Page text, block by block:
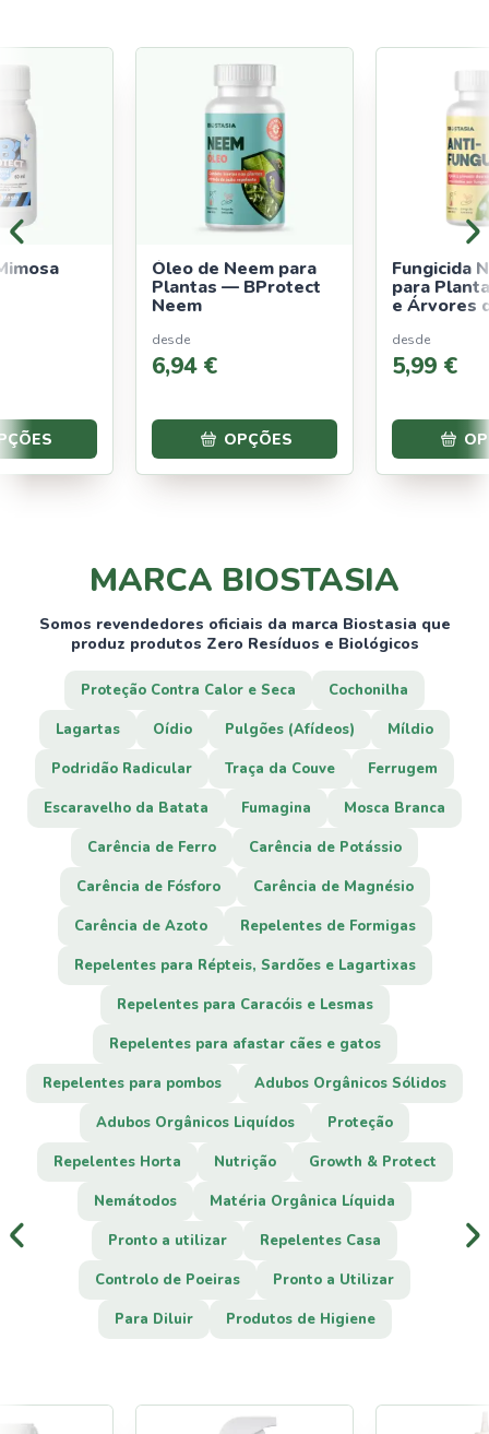
Óleo de Neem para
Plantas — BProtect
Neem
desde
6,94 €
OPÇÕES
Fungicida
para
e Árvores
desde
5,99 €
MARCA BIOSTASIA
Somos revendedores oficiais da marca Biostasia que
produz produtos Zero Resíduos e Biológicos
Proteção Contra Calor e Seca
Cochonilha
Lagartas
Oídio Pulgões (Afídeos)
Míldio
Podridão Radicular
Traça da Couve
Ferrugem
Escaravelho da Batata
Fumagina
Mosca Branca
Carência de Ferro
Carência de Potássio
Carência de Fósforo
Carência de Magnésio
Carência de Azoto
Repelentes de Formigas
Repelentes para Répteis, Sardões e Lagartixas
Repelentes para Caracóis e Lesmas
Repelentes para afastar cães e gatos
Repelentes para pombos
Adubos Orgânicos Sólidos
Adubos Orgânicos Liquídos
Proteção
Repelentes Horta
Nutrição
Growth & Protect
Nemátodos
Matéria Orgânica Líquida
Pronto a utilizar
Repelentes Casa
Controlo de Poeiras
Pronto a Utilizar
Para Diluir
Produtos de Higiene